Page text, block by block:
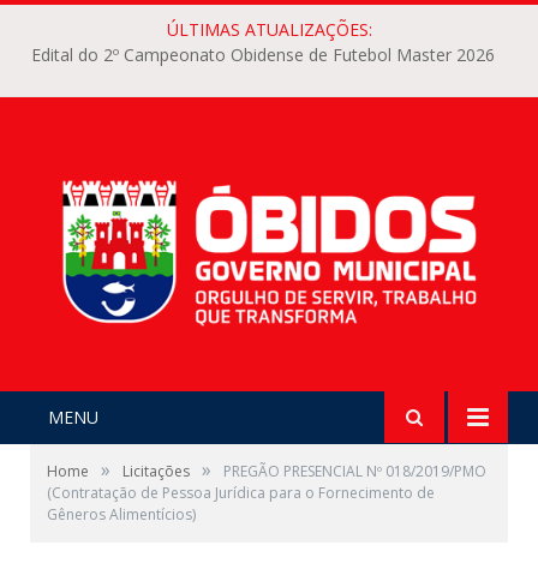
ÚLTIMAS ATUALIZAÇÕES:
Edital do 2º Campeonato Obidense de Futebol Master 2026
MENU
Home » Licitações »
PREGÃO PRESENCIAL Nº 018/2019/PMO
(Contratação de Pessoa Jurídica para o Fornecimento de
Gêneros Alimentícios)